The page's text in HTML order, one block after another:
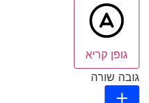
גופן קריא
גובה שורה